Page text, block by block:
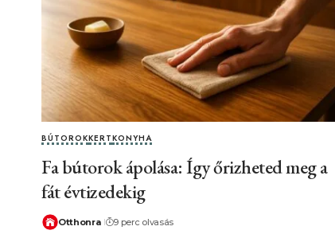
BÚTOROKKERTKONYHA
Fa bútorok ápolása: Így őrizheted meg a
fát évtizedekig
Otthonra 9 perc olvasás